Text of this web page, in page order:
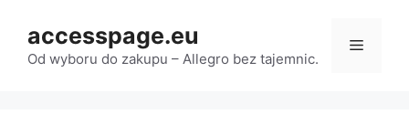
treści
accesspage.eu
Od wyboru do zakupu – Allegro bez tajemnic.
Menu